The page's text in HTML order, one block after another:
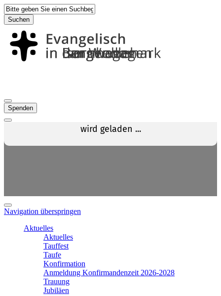
Suchen
Spenden
Navigation überspringen
Aktuelles
Aktuelles
Tauffest
Taufe
Konfirmation
Anmeldung Konfirmandenzeit 2026-2028
Trauung
Jubiläen